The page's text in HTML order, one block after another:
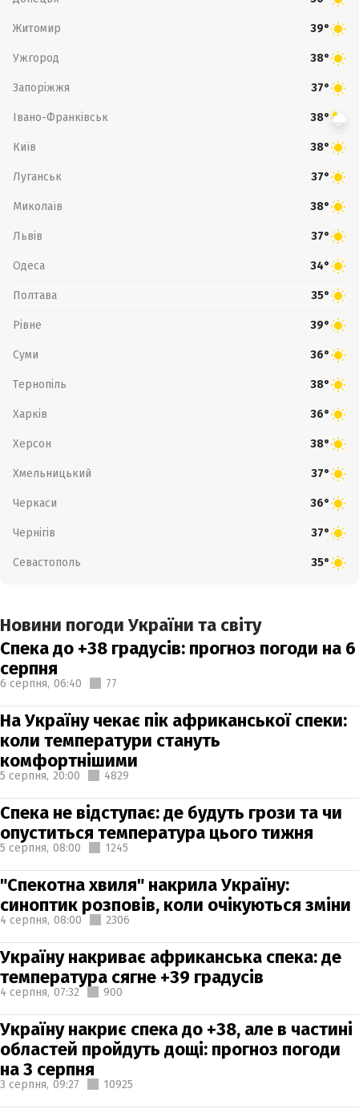
Житомир 39°
Ужгород 38°
Запоріжжя 37°
Івано-Франківськ 38°
Київ 38°
Луганськ 37°
Миколаїв 38°
Львів 37°
Одеса 34°
Полтава 35°
Рівне 39°
Суми 36°
Тернопіль 38°
Харків 36°
Херсон 38°
Хмельницький 37°
Черкаси 36°
Чернігів 37°
Севастополь 35°
Новини погоди України та світу
Спека до +38 градусів: прогноз погоди на 6
серпня
6 серпня, 06:40 77
На Україну чекає пік африканської спеки:
коли температури стануть
комфортнішими
5 серпня, 20:00 4829
Спека не відступає: де будуть грози та чи
опуститься температура цього тижня
5 серпня, 08:00 1245
"Спекотна хвиля" накрила Україну:
синоптик розповів, коли очікуються зміни
4 серпня, 08:00 2306
Україну накриває африканська спека: де
температура сягне +39 градусів
4 серпня, 07:32 900
Україну накриє спека до +38, але в частині
областей пройдуть дощі: прогноз погоди
на 3 серпня
3 серпня, 09:27 10925